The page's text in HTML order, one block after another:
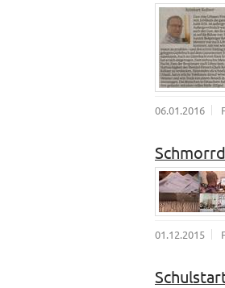
06.01.2016
01.12.2015